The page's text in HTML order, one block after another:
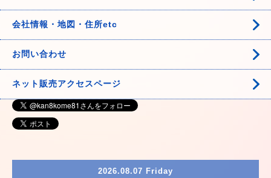
会社情報・地図・住所etc
お問い合わせ
ネット販売アクセスページ
2026.08.07 Friday